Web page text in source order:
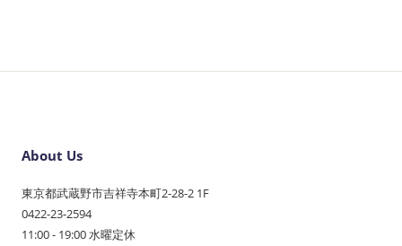
About Us
東京都武蔵野市吉祥寺本町2-28-2 1F
0422-23-2594
11:00 - 19:00 水曜定休